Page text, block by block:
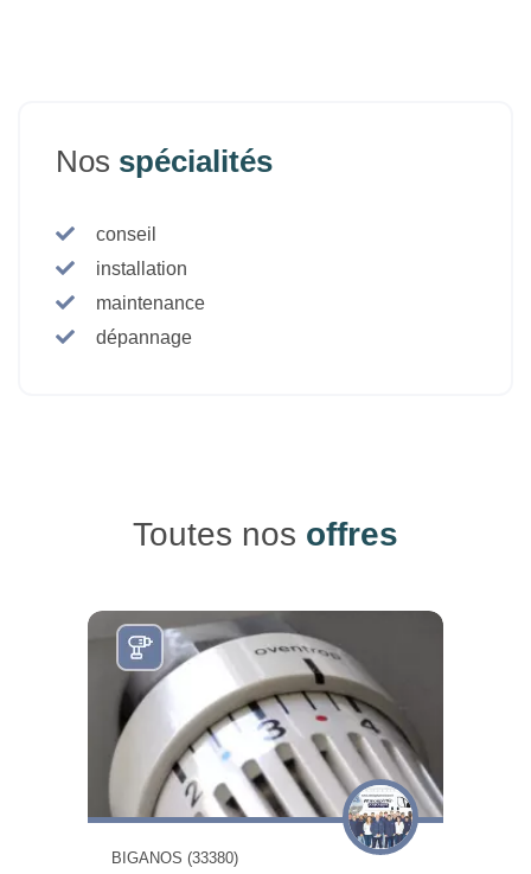
Nos spécialités
conseil
installation
maintenance
dépannage
Toutes nos offres
BIGANOS (33380)